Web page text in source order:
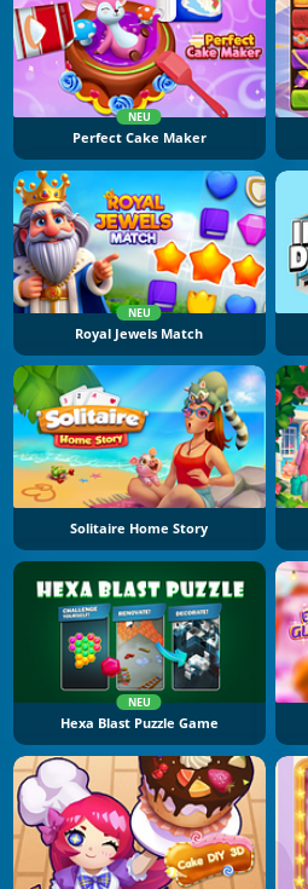
NEU
Perfect Cake Maker
NEU
Royal Jewels Match
Solitaire Home Story
NEU
Hexa Blast Puzzle Game